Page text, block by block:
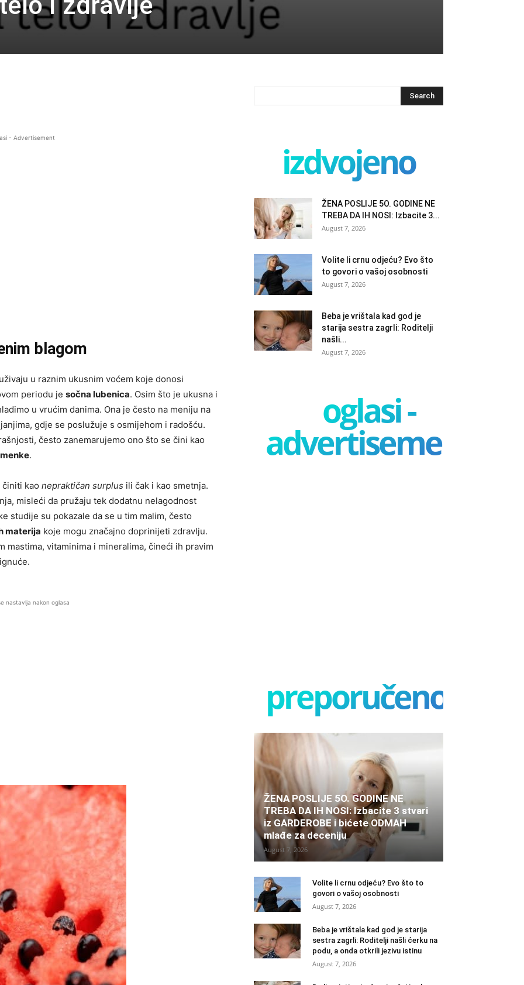
- Advertisement
blagom
u raznim ukusnim voćem koje donosi
periodu je sočna lubenica. Osim što je ukusna i
u vrućim danima. Ona je često na meniju na
gdje se poslužuje s osmijehom i radošću.
često zanemarujemo ono što se čini kao
.
kao nepraktičan surplus ili čak i kao smetnja.
misleći da pružaju tek dodatnu nelagodnost
studije su pokazale da se u tim malim, često
materija koje mogu značajno doprinijeti zdravlju.
mastima, vitaminima i mineralima, čineći ih pravim
nastavlja nakon oglasa
izdvojeno
ŽENA POSLIJE 5O. GODINE NE
TREBA DA IH NOSI: Izbacite 3...
August 7, 2026
Volite li crnu odjeću? Evo što
to govori o vašoj osobnosti
August 7, 2026
Beba je vrištala kad god je
starija sestra zagrli: Roditelji
našli...
August 7, 2026
oglasi -
advertisement
preporučeno
ŽENA POSLIJE 5O. GODINE NE
TREBA DA IH NOSI: Izbacite 3 stvari
iz GARDEROBE i bićete ODMAH
mlađe za deceniju
August 7, 2026
Volite li crnu odjeću? Evo što to
govori o vašoj osobnosti
August 7, 2026
Beba je vrištala kad god je starija
sestra zagrli: Roditelji našli ćerku na
podu, a onda otkrili jezivu istinu
August 7, 2026